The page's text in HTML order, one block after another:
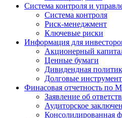
Система контроля и
Система контроля
Риск-менеджмент
Ключевые риски
Информация для
Акционерный
Ценные бумаги
Дивидендная
Долговые
Финасовая отчетность по
Заявление об
Аудиторское
Консолидированная